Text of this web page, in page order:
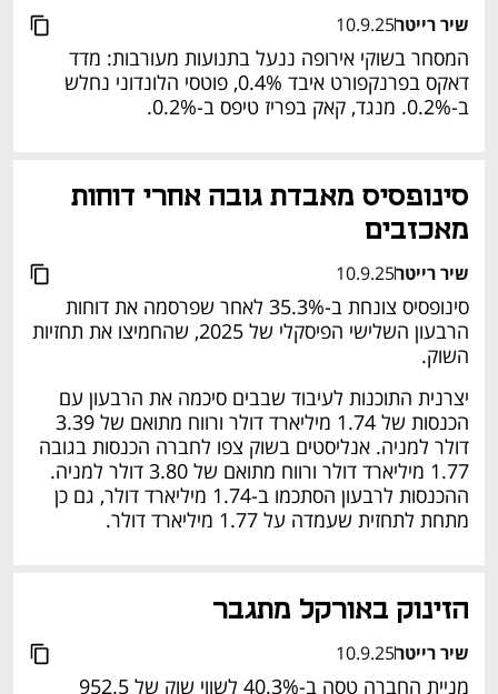
שיר רייטר10.9.25
המסחר בשוקי אירופה ננעל בתנועות מעורבות: מדד
ב-0.2%. מנגד, קאק בפריז טיפס ב-0.2%.
סינופסיס מאבדת גובה אחרי דוחות
מאכזבים
שיר רייטר10.9.25
סינופסיס צונחת ב-35.3% לאחר שפרסמה את דוחות
הרבעון השלישי הפיסקלי של 2025, שהחמיצו את תחזיות
השוק.
הכנסות של 1.74 מיליארד דולר ורווח מתואם של 3.39
ההכנסות לרבעון הסתכמו ב-1.74 מיליארד דולר, גם כן
מתחת לתחזית שעמדה על 1.77 מיליארד דולר.
הזינוק באורקל מתגבר
שיר רייטר10.9.25